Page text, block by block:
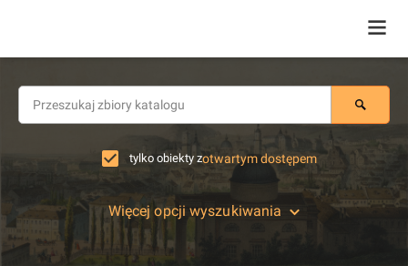
tylko obiekty zotwartym dostępem
Więcej opcji wyszukiwania